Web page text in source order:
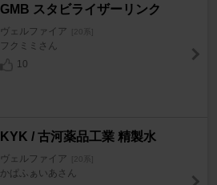
GMB スタビライザーリンク
ヴェルファイア [20系]
フクミミさん
10
KYK / 古河薬品工業 精製水
ヴェルファイア [20系]
かぱふぁいあさん